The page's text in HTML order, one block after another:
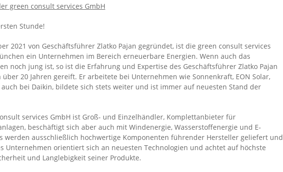
green consult services GmbH
Stunde!
2021 von Geschäftsführer Zlatko Pajan gegründet, ist die green consult services
ein Unternehmen im Bereich erneuerbare Energien. Wenn auch das
noch jung ist, so ist die Erfahrung und Expertise des Geschäftsführer Zlatko Pajan
20 Jahren gereift. Er arbeitete bei Unternehmen wie Sonnenkraft, EON Solar,
bei Daikin, bildete sich stets weiter und ist immer auf neuesten Stand der
services GmbH ist Groß- und Einzelhändler, Komplettanbieter für
beschäftigt sich aber auch mit Windenergie, Wasserstoffenergie und E-
werden ausschließlich hochwertige Komponenten führender Hersteller geliefert und
Unternehmen orientiert sich an neuesten Technologien und achtet auf höchste
und Langlebigkeit seiner Produkte.